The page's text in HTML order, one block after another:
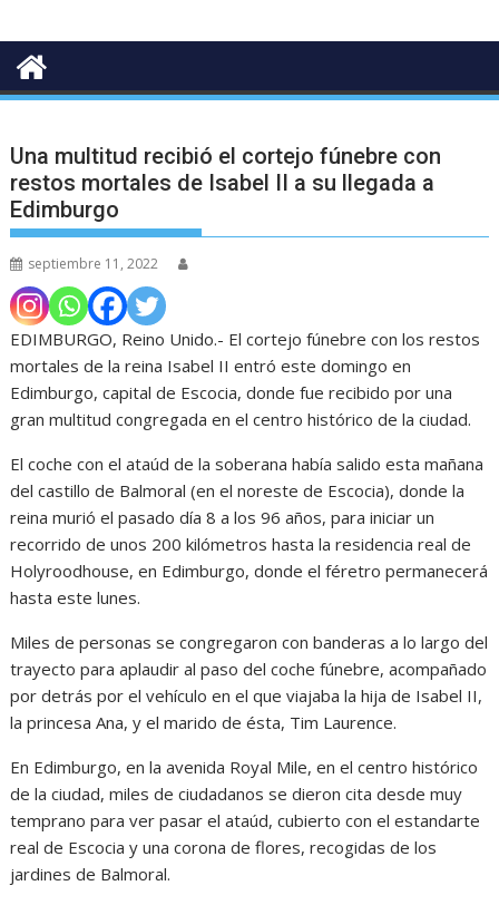
Una multitud recibió el cortejo fúnebre con
restos mortales de Isabel II a su llegada a
Edimburgo
septiembre 11, 2022
EDIMBURGO, Reino Unido.- El cortejo fúnebre con los restos
mortales de la reina Isabel II entró este domingo en
Edimburgo, capital de Escocia, donde fue recibido por una
gran multitud congregada en el centro histórico de la ciudad.
El coche con el ataúd de la soberana había salido esta mañana
del castillo de Balmoral (en el noreste de Escocia), donde la
reina murió el pasado día 8 a los 96 años, para iniciar un
recorrido de unos 200 kilómetros hasta la residencia real de
Holyroodhouse, en Edimburgo, donde el féretro permanecerá
hasta este lunes.
Miles de personas se congregaron con banderas a lo largo del
trayecto para aplaudir al paso del coche fúnebre, acompañado
por detrás por el vehículo en el que viajaba la hija de Isabel II,
la princesa Ana, y el marido de ésta, Tim Laurence.
En Edimburgo, en la avenida Royal Mile, en el centro histórico
de la ciudad, miles de ciudadanos se dieron cita desde muy
temprano para ver pasar el ataúd, cubierto con el estandarte
real de Escocia y una corona de flores, recogidas de los
jardines de Balmoral.